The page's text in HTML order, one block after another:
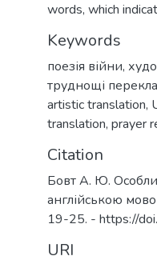
words, which
Keywords
поезія війни,
труднощі
artistic translation,
translation, prayer
Citation
Бовт А. Ю.
англійською
19-25. - https://
URI